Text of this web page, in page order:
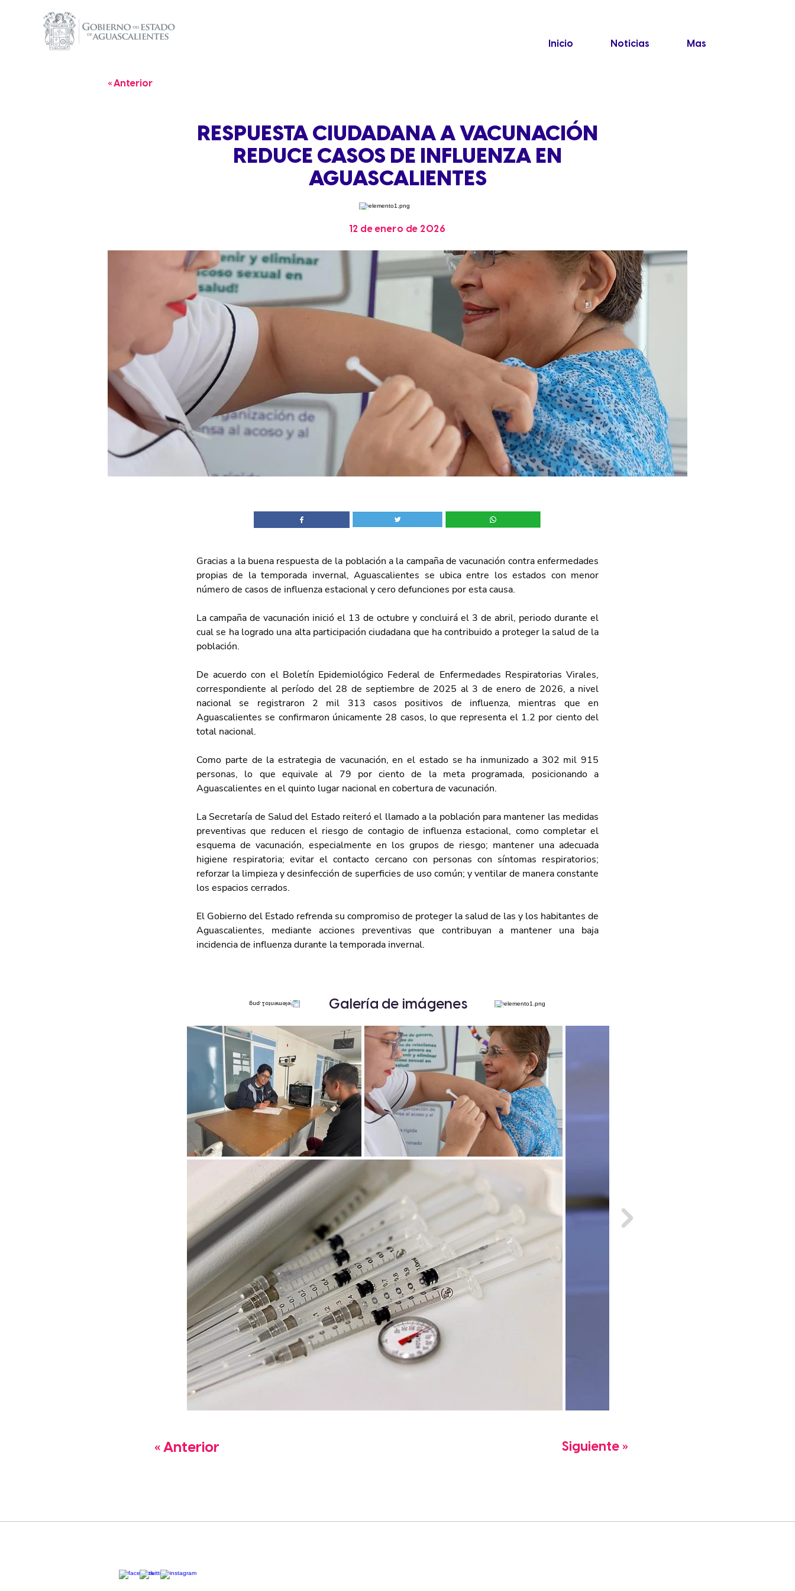
Inicio Noticias Mas
« Anterior
RESPUESTA CIUDADANA A VACUNACIÓN
REDUCE CASOS DE INFLUENZA EN
AGUASCALIENTES
12 de enero de 2026
Gracias a la buena respuesta de la población a la campaña de vacunación contra enfermedades
propias de la temporada invernal, Aguascalientes se ubica entre los estados con menor
número de casos de influenza estacional y cero defunciones por esta causa.
La campaña de vacunación inició el 13 de octubre y concluirá el 3 de abril, periodo durante el
cual se ha logrado una alta participación ciudadana que ha contribuido a proteger la salud de la
población.
De acuerdo con el Boletín Epidemiológico Federal de Enfermedades Respiratorias Virales,
correspondiente al período del 28 de septiembre de 2025 al 3 de enero de 2026, a nivel
nacional se registraron 2 mil 313 casos positivos de influenza, mientras que en
Aguascalientes se confirmaron únicamente 28 casos, lo que representa el 1.2 por ciento del
total nacional.
Como parte de la estrategia de vacunación, en el estado se ha inmunizado a 302 mil 915
personas, lo que equivale al 79 por ciento de la meta programada, posicionando a
Aguascalientes en el quinto lugar nacional en cobertura de vacunación.
La Secretaría de Salud del Estado reiteró el llamado a la población para mantener las medidas
preventivas que reducen el riesgo de contagio de influenza estacional, como completar el
esquema de vacunación, especialmente en los grupos de riesgo; mantener una adecuada
higiene respiratoria; evitar el contacto cercano con personas con síntomas respiratorios;
reforzar la limpieza y desinfección de superficies de uso común; y ventilar de manera constante
los espacios cerrados.
El Gobierno del Estado refrenda su compromiso de proteger la salud de las y los habitantes de
Aguascalientes, mediante acciones preventivas que contribuyan a mantener una baja
incidencia de influenza durante la temporada invernal.
Galería de imágenes
« Anterior Siguiente »